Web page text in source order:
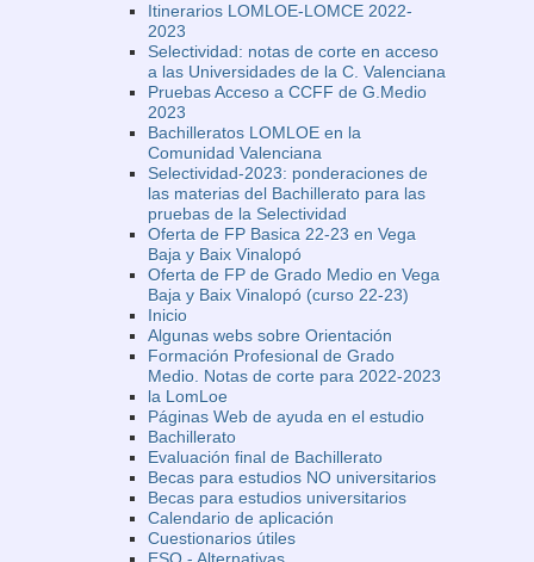
Itinerarios LOMLOE-LOMCE 2022-
2023
Selectividad: notas de corte en acceso
a las Universidades de la C. Valenciana
Pruebas Acceso a CCFF de G.Medio
2023
Bachilleratos LOMLOE en la
Comunidad Valenciana
Selectividad-2023: ponderaciones de
las materias del Bachillerato para las
pruebas de la Selectividad
Oferta de FP Basica 22-23 en Vega
Baja y Baix Vinalopó
Oferta de FP de Grado Medio en Vega
Baja y Baix Vinalopó (curso 22-23)
Inicio
Algunas webs sobre Orientación
Formación Profesional de Grado
Medio. Notas de corte para 2022-2023
la LomLoe
Páginas Web de ayuda en el estudio
Bachillerato
Evaluación final de Bachillerato
Becas para estudios NO universitarios
Becas para estudios universitarios
Calendario de aplicación
Cuestionarios útiles